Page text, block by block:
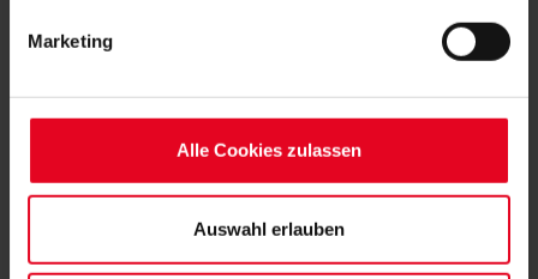
Klicken auf den „Auswahl erlauben“-Button bestätigen.
unbedingt erforderliche Cookies eingesetzt. Ihre etwaig
Weitere Informationen entnehmen Sie bitte unserer
Datenschutzerklärungund unseremImpressum."
Marketing
Alle Cookies zulassen
Auswahl erlauben
MITGLIED WERDEN